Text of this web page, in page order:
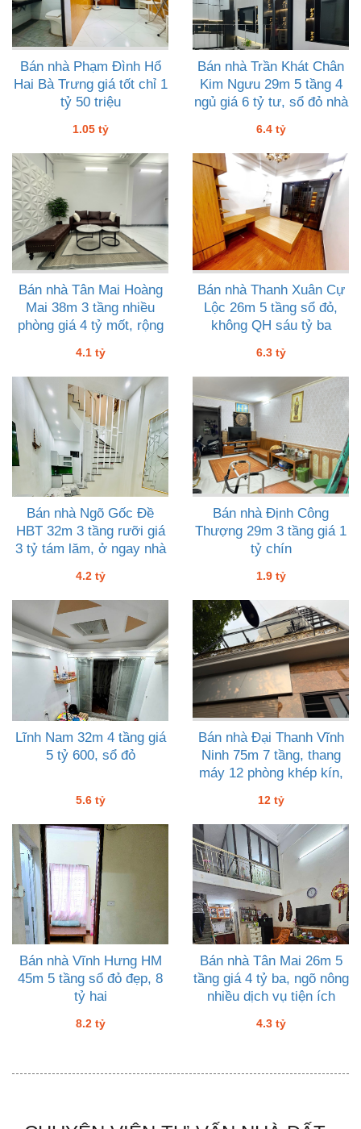
Bán nhà Phạm Đình Hổ
Hai Bà Trưng giá tốt chỉ 1
tỷ 50 triệu
1.05 tỷ
Bán nhà Trần Khát Chân
Kim Ngưu 29m 5 tầng 4
ngủ giá 6 tỷ tư, sổ đỏ nhà
6.4 tỷ
Bán nhà Tân Mai Hoàng
Mai 38m 3 tầng nhiều
phòng giá 4 tỷ mốt, rộng
4.1 tỷ
Bán nhà Thanh Xuân Cự
Lộc 26m 5 tầng sổ đỏ,
không QH sáu tỷ ba
6.3 tỷ
Bán nhà Ngõ Gốc Đề
HBT 32m 3 tầng rưỡi giá
3 tỷ tám lăm, ở ngay nhà
4.2 tỷ
Bán nhà Định Công
Thượng 29m 3 tầng giá 1
tỷ chín
1.9 tỷ
Lĩnh Nam 32m 4 tầng giá
5 tỷ 600, sổ đỏ
5.6 tỷ
Bán nhà Đại Thanh Vĩnh
Ninh 75m 7 tầng, thang
máy 12 phòng khép kín,
12 tỷ
Bán nhà Vĩnh Hưng HM
45m 5 tầng sổ đỏ đẹp, 8
tỷ hai
8.2 tỷ
Bán nhà Tân Mai 26m 5
tầng giá 4 tỷ ba, ngõ nông
nhiều dịch vụ tiện ích
4.3 tỷ